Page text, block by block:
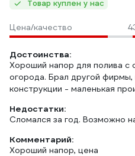
Товар куплен у нас
Цена/качество 4
Достоинства:
Хороший напор для полива с
огорода. Брал другой фирмы,
конструкции - маленькая
Недостатки:
Сломался за год. Возможно
Комментарий:
Хороший напор, цена